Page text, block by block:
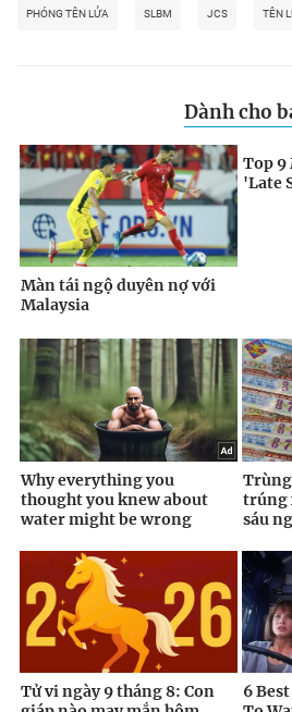
PHÓNG TÊN LỬA SLBM JCS TÊN